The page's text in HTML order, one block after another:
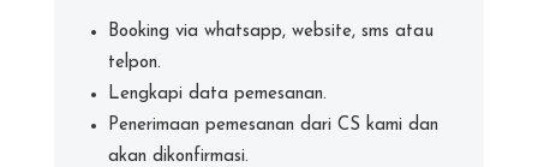
Booking via whatsapp, website, sms atau
telpon.
Lengkapi data pemesanan.
Penerimaan pemesanan dari CS kami dan
akan dikonfirmasi.